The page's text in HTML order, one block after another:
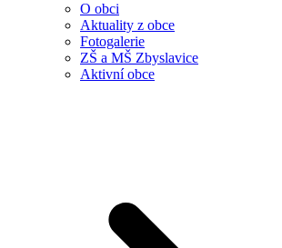
O obci
Aktuality z obce
Fotogalerie
ZŠ a MŠ Zbyslavice
Aktivní obce